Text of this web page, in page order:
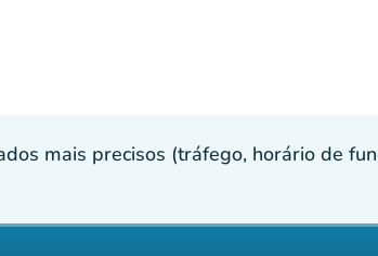
mais precisos (tráfego, horário de